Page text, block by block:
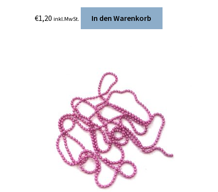
€1,20 inkl.MwSt. In den Warenkorb